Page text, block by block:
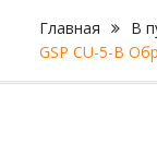
Главная
В
GSP CU-5-B